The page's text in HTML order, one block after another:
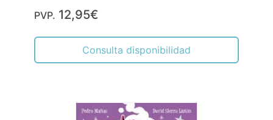
PVP. 12,95€
Consulta disponibilidad